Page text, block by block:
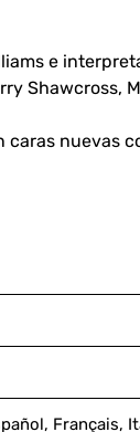
e
Shawcross,
nuevas
Français,